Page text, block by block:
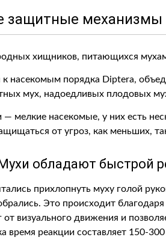
защитные механизмы
к насекомым порядка Diptera,
мух, надоедливых плодовых
— мелкие насекомые, у них есть
от угроз, как меньших,
обладают быстрой
прихлопнуть муху голой
Это происходит
от визуального движения и
время реакции составляет 150-